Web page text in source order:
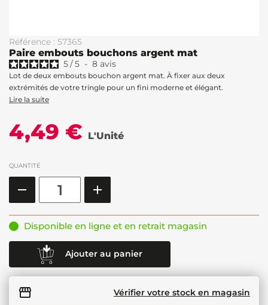
Référence : 57365
Paire embouts bouchons argent mat
5/5 - 8 avis
Lot de deux embouts bouchon argent mat. À fixer aux deux
extrémités de votre tringle pour un fini moderne et élégant.
Lire la suite
4,49 € L'Unité
QUANTITÉ
Disponible en ligne et en retrait magasin
Ajouter au panier
Vérifier votre stock en magasin